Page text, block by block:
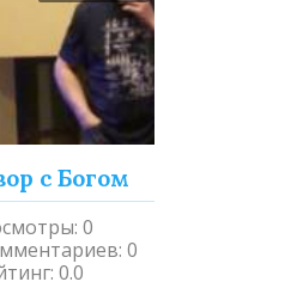
с Богом
: 0
:0
:0.0